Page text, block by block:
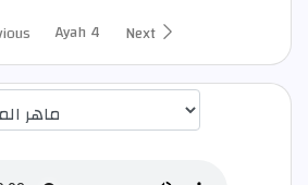
Ayah 4 Next
اختيار قارئ الآية